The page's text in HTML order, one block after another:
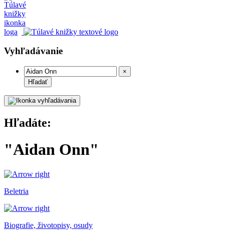
Vyhľadávanie
×
Hľadať
Hľadáte:
"Aidan Onn"
Beletria
Biografie, životopisy, osudy